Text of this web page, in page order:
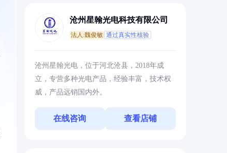
沧州星翰光电科技有限公司
法人:魏俊敏 通过真实性核验
沧州星翰光电，位于河北沧县，2018年成
立，专营多种光电产品，经验丰富，技术权
威，产品远销国内外。
在线咨询 查看店铺